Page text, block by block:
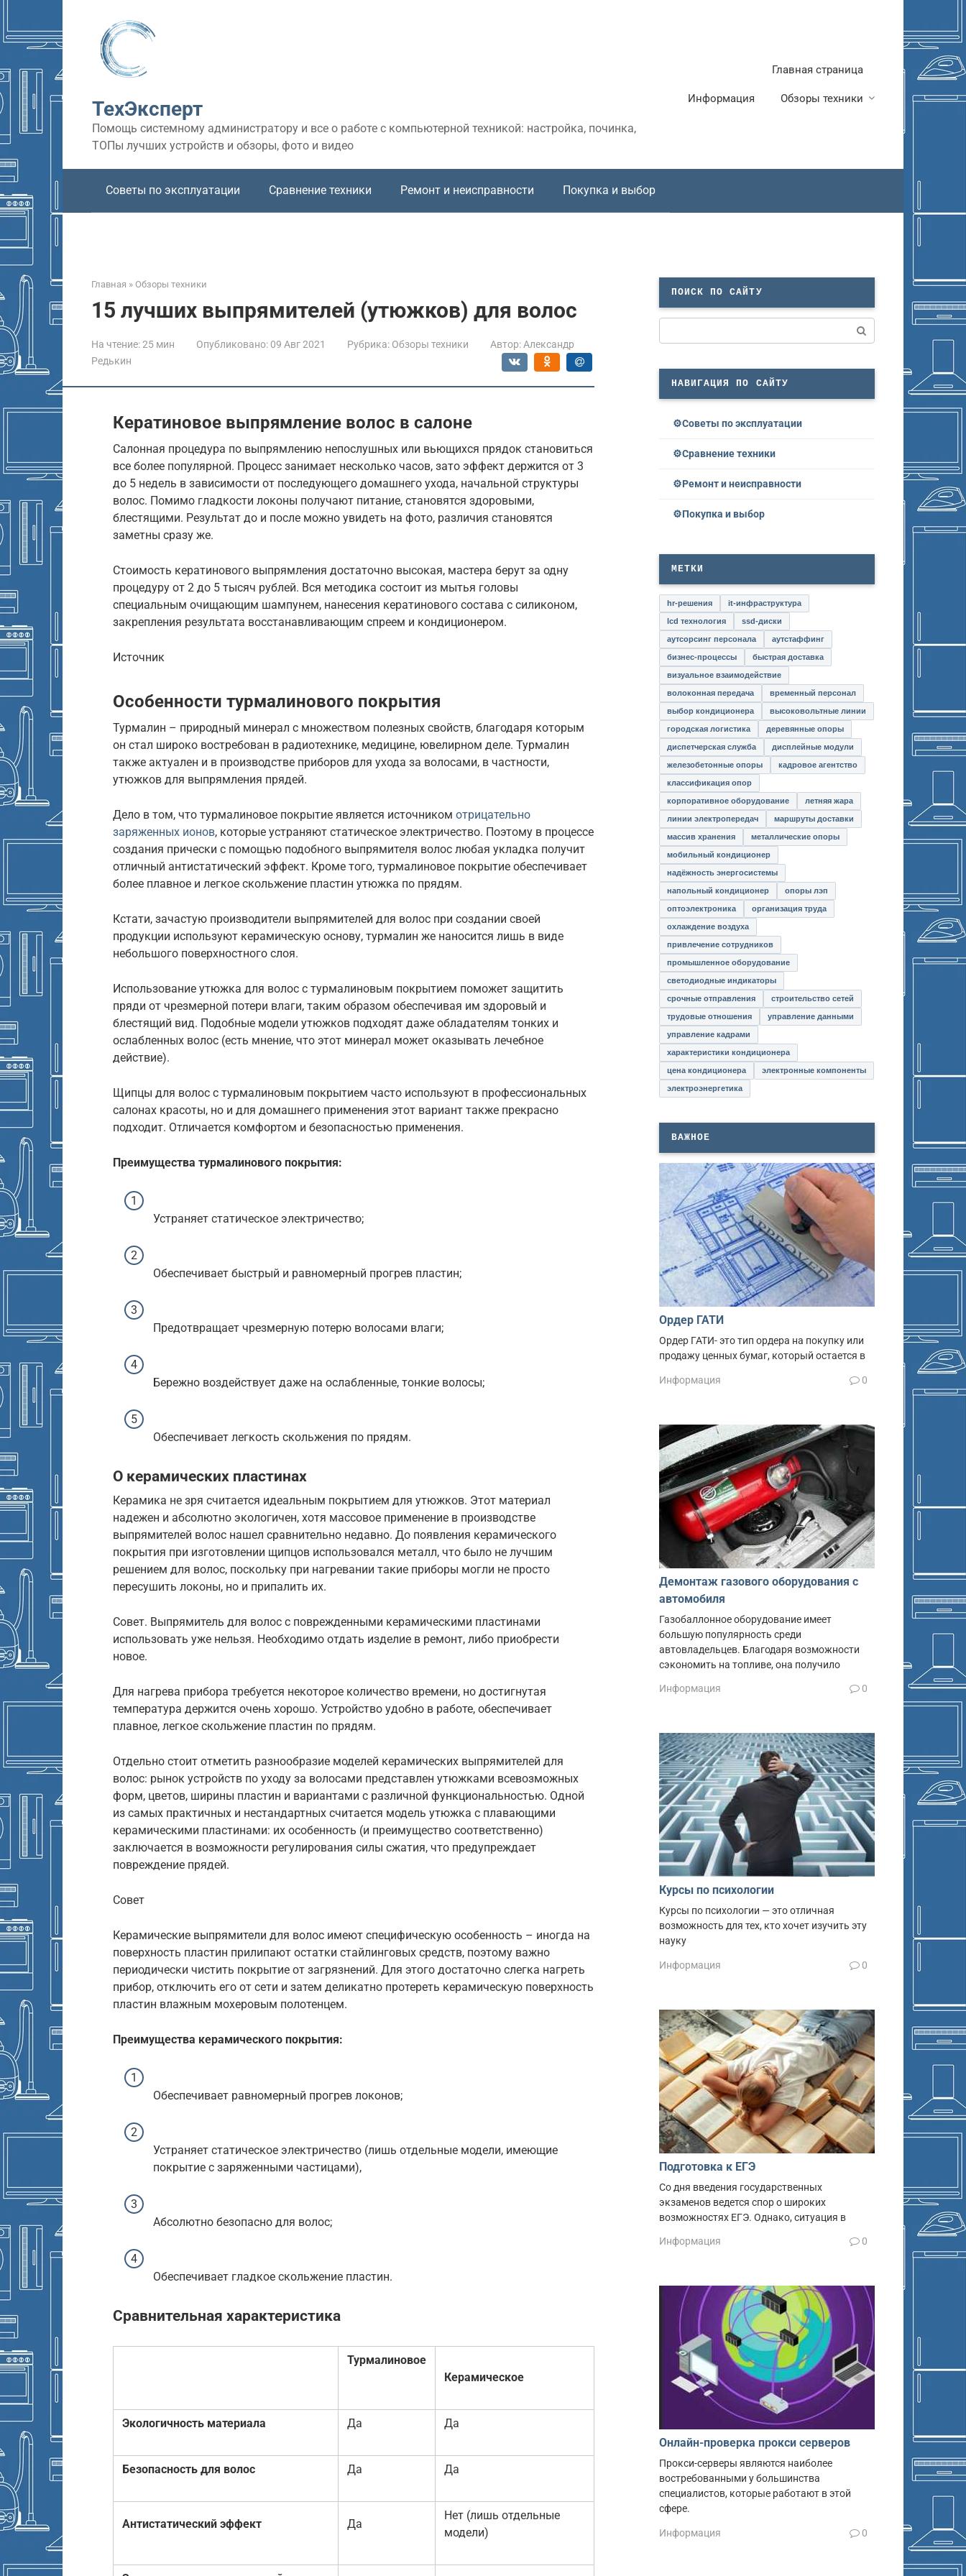
контенту
ТехЭксперт
Помощь системному администратору и все о работе с компьютерной техникой: настройка, починка,
ТОПы лучших устройств и обзоры, фото и видео
Главная страница
Информация Обзоры техники
Советы по эксплуатации Сравнение техники Ремонт и неисправности Покупка и выбор
Главная » Обзоры техники
15 лучших выпрямителей (утюжков) для волос
На чтение:25 мин Опубликовано: 09 Авг 2021 Рубрика: Обзоры техники Автор: Александр
Редькин
Кератиновое выпрямление волос в салоне
Салонная процедура по выпрямлению непослушных или вьющихся прядок становиться
все более популярной. Процесс занимает несколько часов, зато эффект держится от 3
до 5 недель в зависимости от последующего домашнего ухода, начальной структуры
волос. Помимо гладкости локоны получают питание, становятся здоровыми,
блестящими. Результат до и после можно увидеть на фото, различия становятся
заметны сразу же.
Стоимость кератинового выпрямления достаточно высокая, мастера берут за одну
процедуру от 2 до 5 тысяч рублей. Вся методика состоит из мытья головы
специальным очищающим шампунем, нанесения кератинового состава с силиконом,
закрепления результата восстанавливающим спреем и кондиционером.
Источник
Особенности турмалинового покрытия
Турмалин – природный минерал с множеством полезных свойств, благодаря которым
он стал широко востребован в радиотехнике, медицине, ювелирном деле. Турмалин
также актуален и в производстве приборов для ухода за волосами, в частности,
утюжков для выпрямления прядей.
Дело в том, что турмалиновое покрытие является источником отрицательно
заряженных ионов, которые устраняют статическое электричество. Поэтому в процессе
создания прически с помощью подобного выпрямителя волос любая укладка получит
отличный антистатический эффект. Кроме того, турмалиновое покрытие обеспечивает
более плавное и легкое скольжение пластин утюжка по прядям.
Кстати, зачастую производители выпрямителей для волос при создании своей
продукции используют керамическую основу, турмалин же наносится лишь в виде
небольшого поверхностного слоя.
Использование утюжка для волос с турмалиновым покрытием поможет защитить
пряди от чрезмерной потери влаги, таким образом обеспечивая им здоровый и
блестящий вид. Подобные модели утюжков подходят даже обладателям тонких и
ослабленных волос (есть мнение, что этот минерал может оказывать лечебное
действие).
Щипцы для волос с турмалиновым покрытием часто используют в профессиональных
салонах красоты, но и для домашнего применения этот вариант также прекрасно
подходит. Отличается комфортом и безопасностью применения.
Преимущества турмалинового покрытия:
Устраняет статическое электричество;
Обеспечивает быстрый и равномерный прогрев пластин;
Предотвращает чрезмерную потерю волосами влаги;
Бережно воздействует даже на ослабленные, тонкие волосы;
Обеспечивает легкость скольжения по прядям.
О керамических пластинах
Керамика не зря считается идеальным покрытием для утюжков. Этот материал
надежен и абсолютно экологичен, хотя массовое применение в производстве
выпрямителей волос нашел сравнительно недавно. До появления керамического
покрытия при изготовлении щипцов использовался металл, что было не лучшим
решением для волос, поскольку при нагревании такие приборы могли не просто
пересушить локоны, но и припалить их.
Совет. Выпрямитель для волос с поврежденными керамическими пластинами
использовать уже нельзя. Необходимо отдать изделие в ремонт, либо приобрести
новое.
Для нагрева прибора требуется некоторое количество времени, но достигнутая
температура держится очень хорошо. Устройство удобно в работе, обеспечивает
плавное, легкое скольжение пластин по прядям.
Отдельно стоит отметить разнообразие моделей керамических выпрямителей для
волос: рынок устройств по уходу за волосами представлен утюжками всевозможных
форм, цветов, ширины пластин и вариантами с различной функциональностью. Одной
из самых практичных и нестандартных считается модель утюжка с плавающими
керамическими пластинами: их особенность (и преимущество соответственно)
заключается в возможности регулирования силы сжатия, что предупреждает
повреждение прядей.
Совет
Керамические выпрямители для волос имеют специфическую особенность – иногда на
поверхность пластин прилипают остатки стайлинговых средств, поэтому важно
периодически чистить покрытие от загрязнений. Для этого достаточно слегка нагреть
прибор, отключить его от сети и затем деликатно протереть керамическую поверхность
пластин влажным мохеровым полотенцем.
Преимущества керамического покрытия:
Обеспечивает равномерный прогрев локонов;
Устраняет статическое электричество (лишь отдельные модели, имеющие
покрытие с заряженными частицами),
Абсолютно безопасно для волос;
Обеспечивает гладкое скольжение пластин.
Сравнительная характеристика
Турмалиновое
Керамическое
Экологичность материала Да Да
Безопасность для волос Да Да
Антистатический эффект Да
Нет (лишь отдельные
модели)
ПОИСК ПО САЙТУ
НАВИГАЦИЯ ПО САЙТУ
Советы по эксплуатации
Сравнение техники
Ремонт и неисправности
Покупка и выбор
МЕТКИ
hr-решения it-инфраструктура
lcd технология ssd-диски
аутсорсинг персонала аутстаффинг
бизнес-процессы быстрая доставка
визуальное взаимодействие
волоконная передача временный персонал
выбор кондиционера высоковольтные линии
городская логистика деревянные опоры
диспетчерская служба дисплейные модули
железобетонные опоры кадровое агентство
классификация опор
корпоративное оборудование летняя жара
линии электропередач маршруты доставки
массив хранения металлические опоры
мобильный кондиционер
надёжность энергосистемы
напольный кондиционер опоры лэп
оптоэлектроника организация труда
охлаждение воздуха
привлечение сотрудников
промышленное оборудование
светодиодные индикаторы
срочные отправления строительство сетей
трудовые отношения управление данными
управление кадрами
характеристики кондиционера
цена кондиционера электронные компоненты
электроэнергетика
ВАЖНОЕ
Ордер ГАТИ
Ордер ГАТИ- это тип ордера на покупку или
продажу ценных бумаг, который остается в
Информация 0
Демонтаж газового оборудования с
автомобиля
Газобаллонное оборудование имеет
большую популярность среди
автовладельцев. Благодаря возможности
сэкономить на топливе, она получило
Информация 0
Курсы по психологии
Курсы по психологии — это отличная
возможность для тех, кто хочет изучить эту
науку
Информация 0
Подготовка к ЕГЭ
Со дня введения государственных
экзаменов ведется спор о широких
возможностях ЕГЭ. Однако, ситуация в
Информация 0
Онлайн-проверка прокси серверов
Прокси-серверы являются наиболее
востребованными у большинства
специалистов, которые работают в этой
сфере.
Информация 0